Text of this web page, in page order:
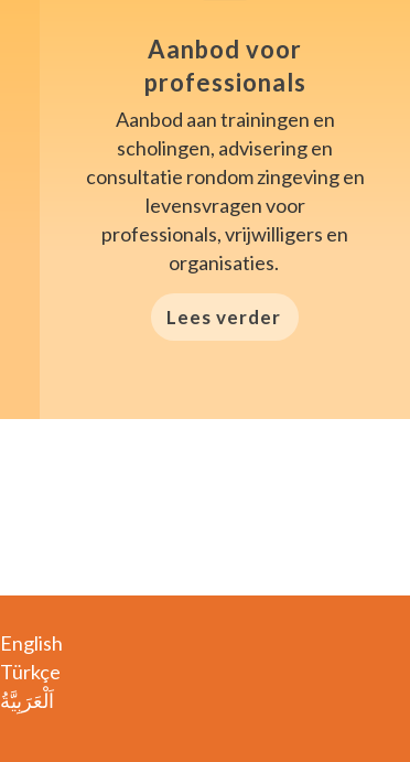
Aanbod voor
professionals
Aanbod aan trainingen en
scholingen, advisering en
consultatie rondom zingeving en
levensvragen voor
professionals, vrijwilligers en
organisaties.
Lees verder
English
Türkçe
اَلْعَرَبِيَّةُ